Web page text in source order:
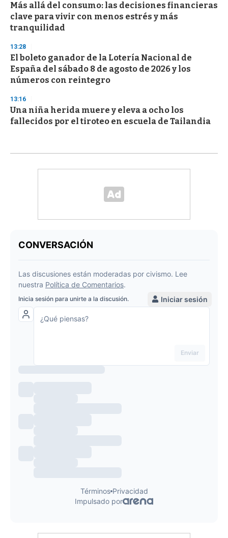
Más allá del consumo: las decisiones financieras
clave para vivir con menos estrés y más
tranquilidad
13:28
El boleto ganador de la Lotería Nacional de
España del sábado 8 de agosto de 2026 y los
números con reintegro
13:16
Una niña herida muere y eleva a ocho los
fallecidos por el tiroteo en escuela de Tailandia